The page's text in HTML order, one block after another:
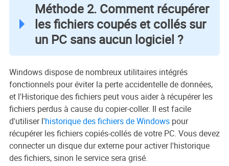
Méthode 2. Comment récupérer
les fichiers coupés et collés sur
un PC sans aucun logiciel ?
Windows dispose de nombreux utilitaires intégrés
fonctionnels pour éviter la perte accidentelle de données,
et l'Historique des fichiers peut vous aider à récupérer les
fichiers perdus à cause du copier-coller. Il est facile
d'utiliser l'historique des fichiers de Windowspour
récupérer les fichiers copiés-collés de votre PC. Vous devez
connecter un disque dur externe pour activer l'historique
des fichiers, sinon le service sera grisé.